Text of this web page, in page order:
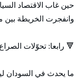
حين غاب الاقتصاد
وانفجرت الخريطة بين
🔻 رابعا: تحوّلات
ما يحدث في السودان